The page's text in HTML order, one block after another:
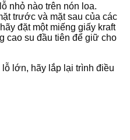
nhỏ nào trên nón loa.
trước và mặt sau của các
đặt một miếng giấy kraft
cao su đầu tiên để giữ cho
lớn, hãy lắp lại trình điều